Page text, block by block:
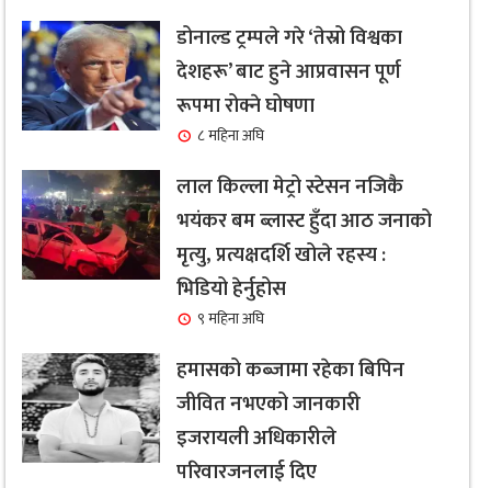
डोनाल्ड ट्रम्पले गरे ‘तेस्रो विश्वका
देशहरू’ बाट हुने आप्रवासन पूर्ण
रूपमा रोक्ने घोषणा
८ महिना अघि
लाल किल्ला मेट्रो स्टेसन नजिकै
भयंकर बम ब्लास्ट हुँदा आठ जनाको
मृत्यु, प्रत्यक्षदर्शि खोले रहस्य :
भिडियो हेर्नुहोस
९ महिना अघि
हमासको कब्जामा रहेका बिपिन
जीवित नभएको जानकारी
इजरायली अधिकारीले
परिवारजनलाई दिए